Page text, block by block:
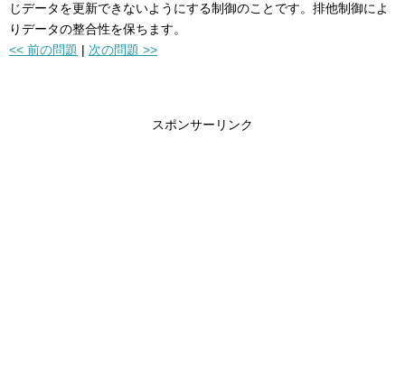
じデータを更新できないようにする制御のことです。排他制御によ
りデータの整合性を保ちます。
<< 前の問題 | 次の問題 >>
スポンサーリンク